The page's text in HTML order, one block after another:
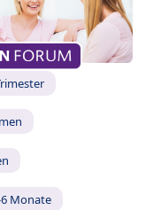
Monate